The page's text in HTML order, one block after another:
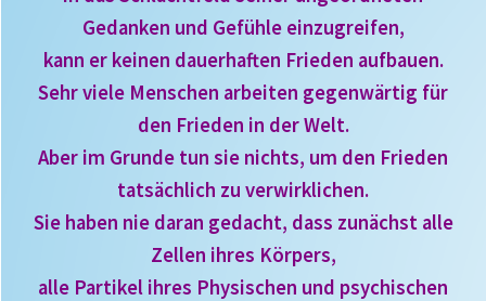
Gedanken und Gefühle einzugreifen,
kann er keinen dauerhaften Frieden aufbauen.
Sehr viele Menschen arbeiten gegenwärtig für
den Frieden in der Welt.
Aber im Grunde tun sie nichts, um den Frieden
tatsächlich zu verwirklichen.
Sie haben nie daran gedacht, dass zunächst alle
Zellen ihres Körpers,
alle Partikel ihres Physischen und psychischen